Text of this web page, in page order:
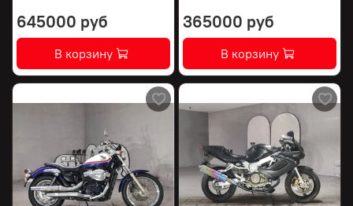
645000 руб
В корзину
365000 руб
В корзину